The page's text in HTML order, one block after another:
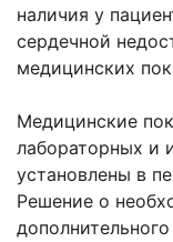
наличия у
сердечной
медицинских
Медицинские
лабораторных и
установлены в
Решение о